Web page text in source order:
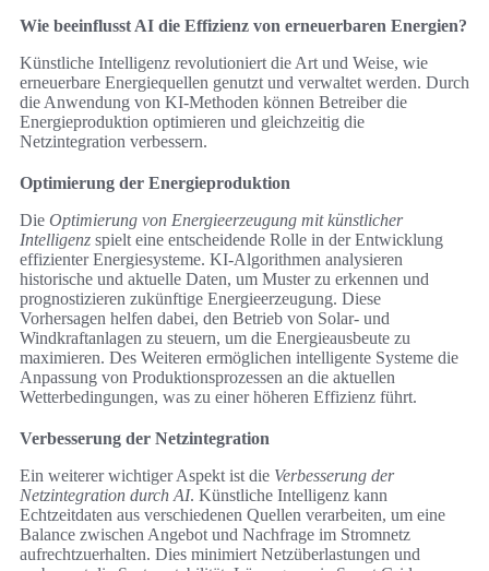
Wie beeinflusst AI die Effizienz von erneuerbaren Energien?
Künstliche Intelligenz revolutioniert die Art und Weise, wie
erneuerbare Energiequellen genutzt und verwaltet werden. Durch
die Anwendung von KI-Methoden können Betreiber die
Energieproduktion optimieren und gleichzeitig die
Netzintegration verbessern.
Optimierung der Energieproduktion
Die Optimierung von Energieerzeugung mit künstlicher
Intelligenz spielt eine entscheidende Rolle in der Entwicklung
effizienter Energiesysteme. KI-Algorithmen analysieren
historische und aktuelle Daten, um Muster zu erkennen und
prognostizieren zukünftige Energieerzeugung. Diese
Vorhersagen helfen dabei, den Betrieb von Solar- und
Windkraftanlagen zu steuern, um die Energieausbeute zu
maximieren. Des Weiteren ermöglichen intelligente Systeme die
Anpassung von Produktionsprozessen an die aktuellen
Wetterbedingungen, was zu einer höheren Effizienz führt.
Verbesserung der Netzintegration
Ein weiterer wichtiger Aspekt ist die Verbesserung der
Netzintegration durch AI. Künstliche Intelligenz kann
Echtzeitdaten aus verschiedenen Quellen verarbeiten, um eine
Balance zwischen Angebot und Nachfrage im Stromnetz
aufrechtzuerhalten. Dies minimiert Netzüberlastungen und